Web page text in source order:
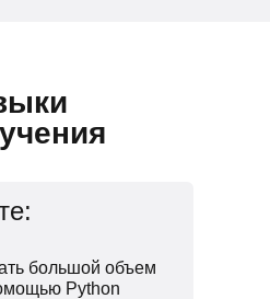
большой объем
Python